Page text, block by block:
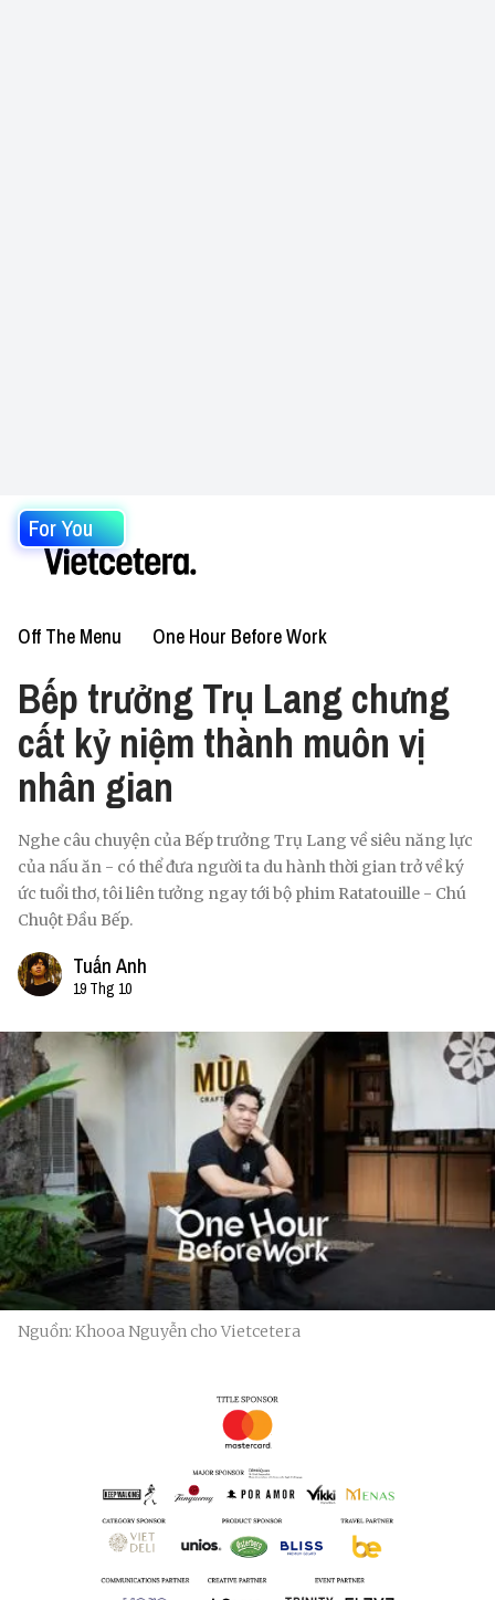
For You
Off The Menu One Hour Before Work
Bếp trưởng Trụ Lang chưng
cất kỷ niệm thành muôn vị
nhân gian
Nghe câu chuyện của Bếp trưởng Trụ Lang về siêu năng lực
của nấu ăn - có thể đưa người ta du hành thời gian trở về ký
ức tuổi thơ, tôi liên tưởng ngay tới bộ phim Ratatouille - Chú
Chuột Đầu Bếp.
Tuấn Anh
19 Thg 10
Nguồn: Khooa Nguyễn cho Vietcetera